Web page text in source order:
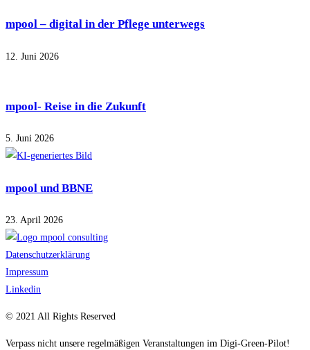
mpool – digital in der Pflege unterwegs
12. Juni 2026
mpool- Reise in die Zukunft
5. Juni 2026
mpool und BBNE
23. April 2026
Datenschutzerklärung
Impressum
Linkedin
© 2021 All Rights Reserved
Verpass nicht unsere regelmäßigen Veranstaltungen im Digi-Green-Pilot!